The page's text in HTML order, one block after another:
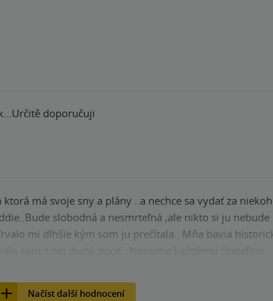
doporučuji
má svoje sny a plány ..a nechce sa vydať za
slobodná a nesmrteľná ,ale nikto si ju
Načíst další hodnocení